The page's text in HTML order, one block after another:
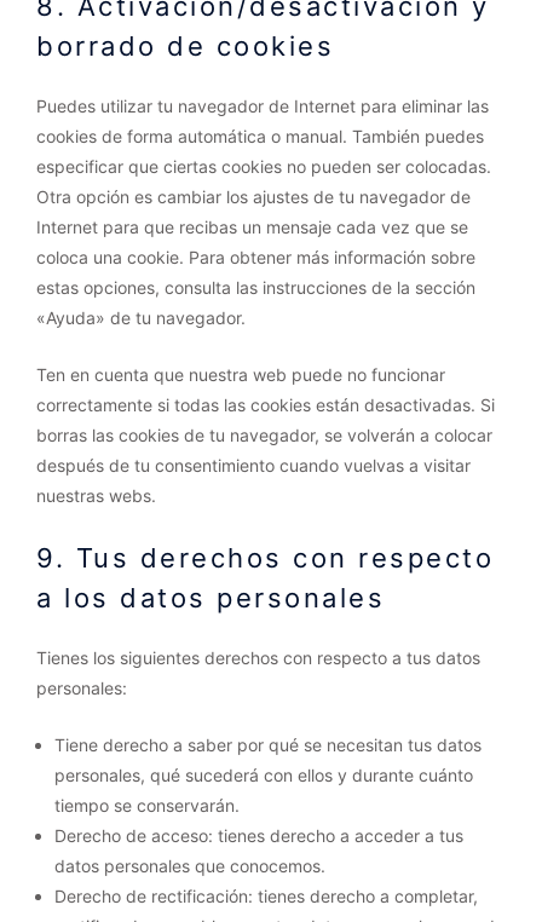
borrado de cookies
Puedes utilizar tu navegador de Internet para eliminar las
cookies de forma automática o manual. También puedes
especificar que ciertas cookies no pueden ser colocadas.
Otra opción es cambiar los ajustes de tu navegador de
Internet para que recibas un mensaje cada vez que se
coloca una cookie. Para obtener más información sobre
estas opciones, consulta las instrucciones de la sección
«Ayuda» de tu navegador.
Ten en cuenta que nuestra web puede no funcionar
correctamente si todas las cookies están desactivadas. Si
borras las cookies de tu navegador, se volverán a colocar
después de tu consentimiento cuando vuelvas a visitar
nuestras webs.
9. Tus derechos con respecto
a los datos personales
Tienes los siguientes derechos con respecto a tus datos
personales:
Tiene derecho a saber por qué se necesitan tus datos
personales, qué sucederá con ellos y durante cuánto
tiempo se conservarán.
Derecho de acceso: tienes derecho a acceder a tus
datos personales que conocemos.
Derecho de rectificación: tienes derecho a completar,